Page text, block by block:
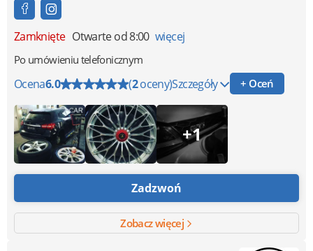
Zamknięte Otwarte od 8:00 więcej
Po umówieniu telefonicznym
Ocena6.0 (2oceny)Szczegóły + Oceń
+1
Zadzwoń
Zobacz więcej